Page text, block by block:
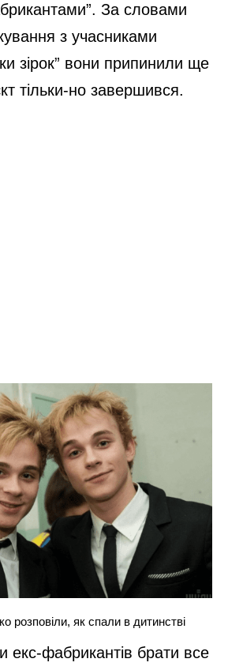
За словами
з учасниками
зірок” вони припинили ще
тільки-но завершився.
розповіли, як спали в дитинстві
екс-фабрикантів брати все